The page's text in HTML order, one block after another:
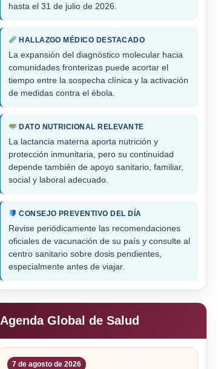
hasta el 31 de julio de 2026.
HALLAZGO MÉDICO DESTACADO
La expansión del diagnóstico molecular hacia
comunidades fronterizas puede acortar el
tiempo entre la sospecha clínica y la activación
de medidas contra el ébola.
DATO NUTRICIONAL RELEVANTE
La lactancia materna aporta nutrición y
protección inmunitaria, pero su continuidad
depende también de apoyo sanitario, familiar,
social y laboral adecuado.
CONSEJO PREVENTIVO DEL DÍA
Revise periódicamente las recomendaciones
oficiales de vacunación de su país y consulte al
centro sanitario sobre dosis pendientes,
especialmente antes de viajar.
Agenda Global de Salud
7 de agosto de 2026